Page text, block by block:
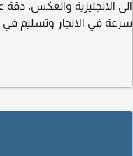
الى الانجليزية والعكس.
سرعة في الانجاز وتسليم